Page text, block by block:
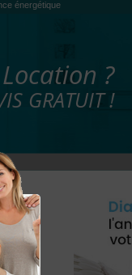
énergétique
?
GRATUIT !